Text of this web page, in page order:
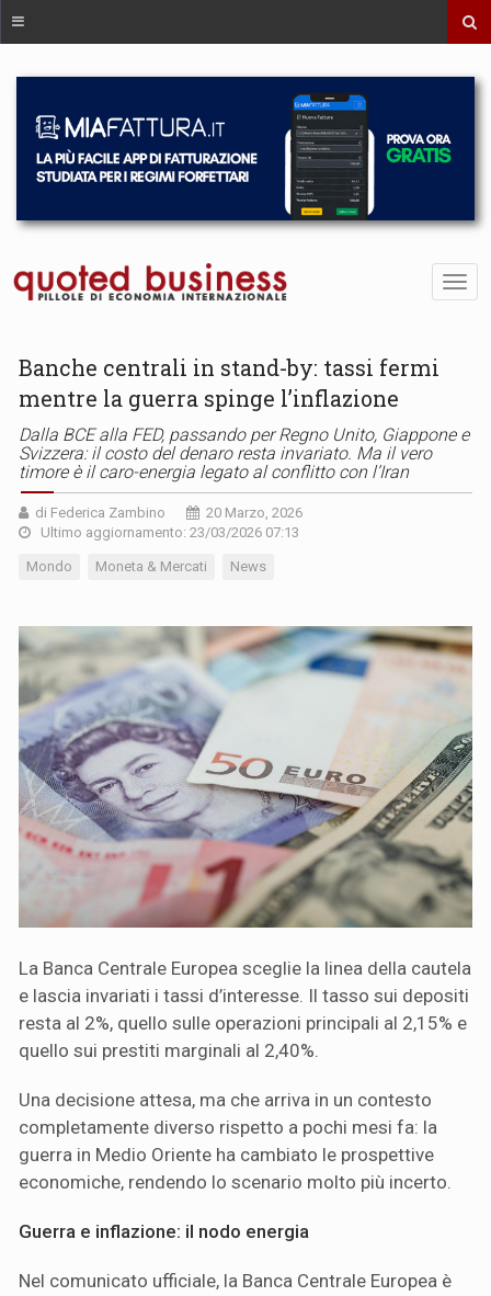
Banche centrali in stand-by: tassi fermi
mentre la guerra spinge l’inflazione
Dalla BCE alla FED, passando per Regno Unito, Giappone e
Svizzera: il costo del denaro resta invariato. Ma il vero
timore è il caro-energia legato al conflitto con l’Iran
di Federica Zambino
20 Marzo, 2026
Ultimo aggiornamento: 23/03/2026 07:13
Mondo Moneta & Mercati News
La Banca Centrale Europea sceglie la linea della cautela
e lascia invariati i tassi d’interesse. Il tasso sui depositi
resta al 2%, quello sulle operazioni principali al 2,15% e
quello sui prestiti marginali al 2,40%.
Una decisione attesa, ma che arriva in un contesto
completamente diverso rispetto a pochi mesi fa: la
guerra in Medio Oriente ha cambiato le prospettive
economiche, rendendo lo scenario molto più incerto.
Guerra e inflazione: il nodo energia
Nel comunicato ufficiale, la Banca Centrale Europea è